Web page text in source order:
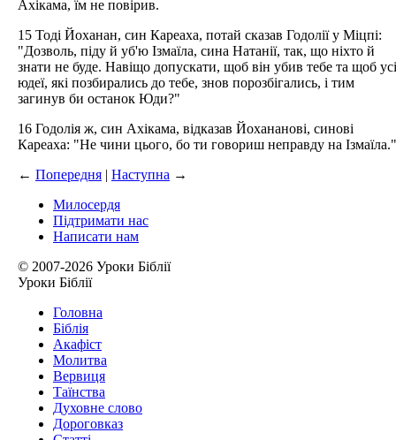
Ахікама, їм не повірив.
15 Тоді Йоханан, син Кареаха, потай сказав Годолії у Міцпі:
"Дозволь, піду й уб'ю Ізмаїла, сина Натанії, так, що ніхто й
знати не буде. Навіщо допускати, щоб він убив тебе та щоб усі
юдеї, які позбирались до тебе, знов порозбігались, і тим
загинув би останок Юди?"
16 Годолія ж, син Ахікама, відказав Йохананові, синові
Кареаха: "Не чини цього, бо ти говориш неправду на Ізмаїла."
← Попередня | Наступна →
Милосердя
Підтримати нас
Написати нам
© 2007-2026 Уроки Біблії
Уроки Біблії
Головна
Біблія
Акафіст
Молитва
Вервиця
Таїнства
Духовне слово
Дороговказ